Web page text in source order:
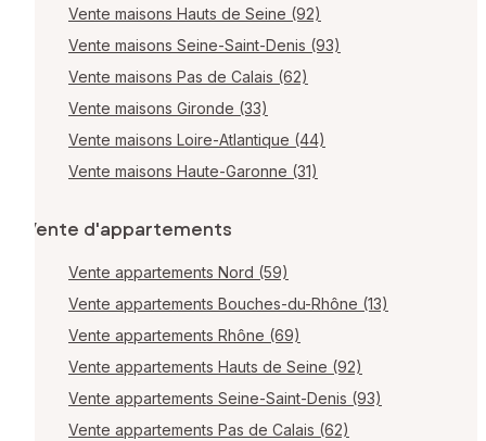
Vente maisons Hauts de Seine (92)
Vente maisons Seine-Saint-Denis (93)
Vente maisons Pas de Calais (62)
Vente maisons Gironde (33)
Vente maisons Loire-Atlantique (44)
Vente maisons Haute-Garonne (31)
Vente d'appartements
Vente appartements Nord (59)
Vente appartements Bouches-du-Rhône (13)
Vente appartements Rhône (69)
Vente appartements Hauts de Seine (92)
Vente appartements Seine-Saint-Denis (93)
Vente appartements Pas de Calais (62)